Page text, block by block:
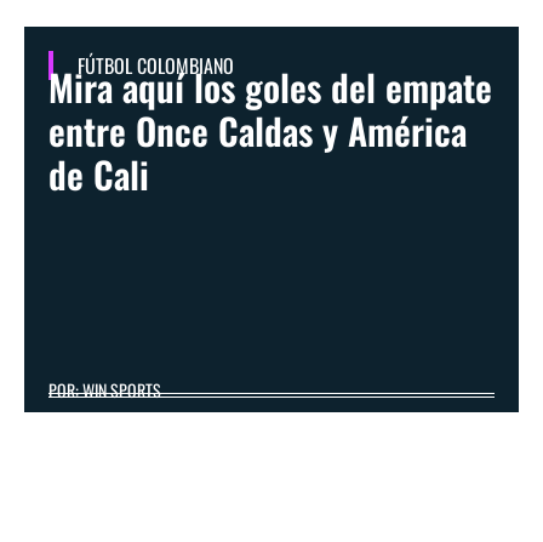
FÚTBOL COLOMBIANO
Mira aquí los goles del empate
entre Once Caldas y América
de Cali
POR: WIN SPORTS